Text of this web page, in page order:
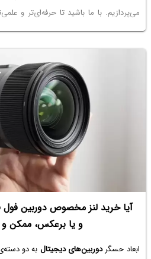
می‌پردازیم. با ما باشید تا حرفه‌ای‌تر و
کنیم.
و یا برعکس، ممکن
ابعاد حسگردوربین‌های دیجیتال به دو